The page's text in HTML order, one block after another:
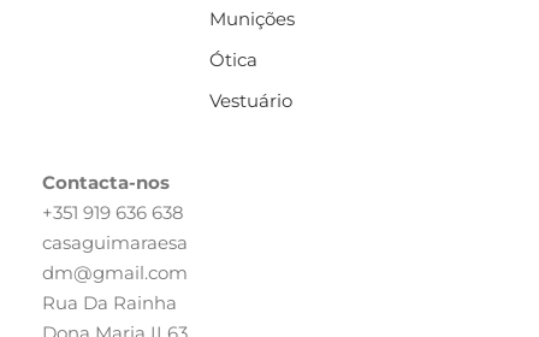
Munições
Ótica
Vestuário
Contacta-nos
+351 919 636 638
casaguimaraesa
dm@gmail.com
Rua Da Rainha